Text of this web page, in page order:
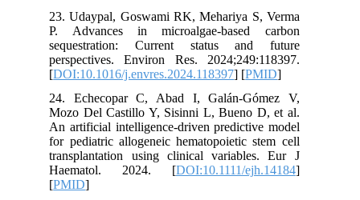
23. Udaypal, Goswami RK, Mehariya S, Verma
P. Advances in microalgae-based carbon
sequestration: Current status and future
perspectives. Environ Res. 2024;249:118397.
[DOI:10.1016/j.envres.2024.118397] [PMID
24. Echecopar C, Abad I, Galán-Gómez V,
Mozo Del Castillo Y, Sisinni L, Bueno D, et al.
An artificial intelligence-driven predictive model
for pediatric allogeneic hematopoietic stem cell
transplantation using clinical variables. Eur J
Haematol. 2024. [DOI:10.1111/ejh.14184
[PMID